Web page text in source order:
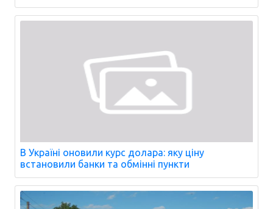
В Україні оновили курс долара: яку ціну
встановили банки та обмінні пункти